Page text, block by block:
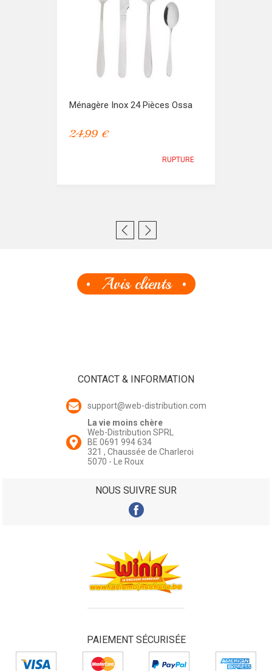
Ménagère Inox 24 Pièces Ossa
24,99 €
RUPTURE
Avis clients
CONTACT & INFORMATION
support@web-distribution.com
La vie moins chère
Web-Distribution SPRL
BE 0691 994 634
321 , Chaussée de Charleroi
5070 - Le Roux
NOUS SUIVRE SUR
PAIEMENT SÉCURISÉE